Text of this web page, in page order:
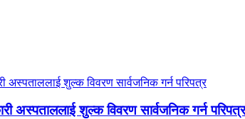
अस्पताललाई शुल्क विवरण सार्वजनिक गर्न परिपत्र